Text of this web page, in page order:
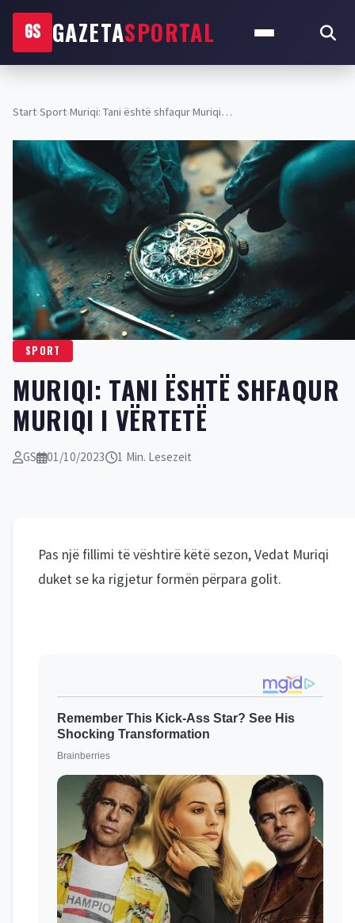
GS GAZETASPORTAL
Start›Sport›Muriqi: Tani është shfaqur Muriqi…
SPORT
MURIQI: TANI ËSHTË SHFAQUR
MURIQI I VËRTETË
GS 01/10/2023 1 Min. Lesezeit
Pas një fillimi të vështirë këtë sezon, Vedat Muriqi
duket se ka rigjetur formën përpara golit.